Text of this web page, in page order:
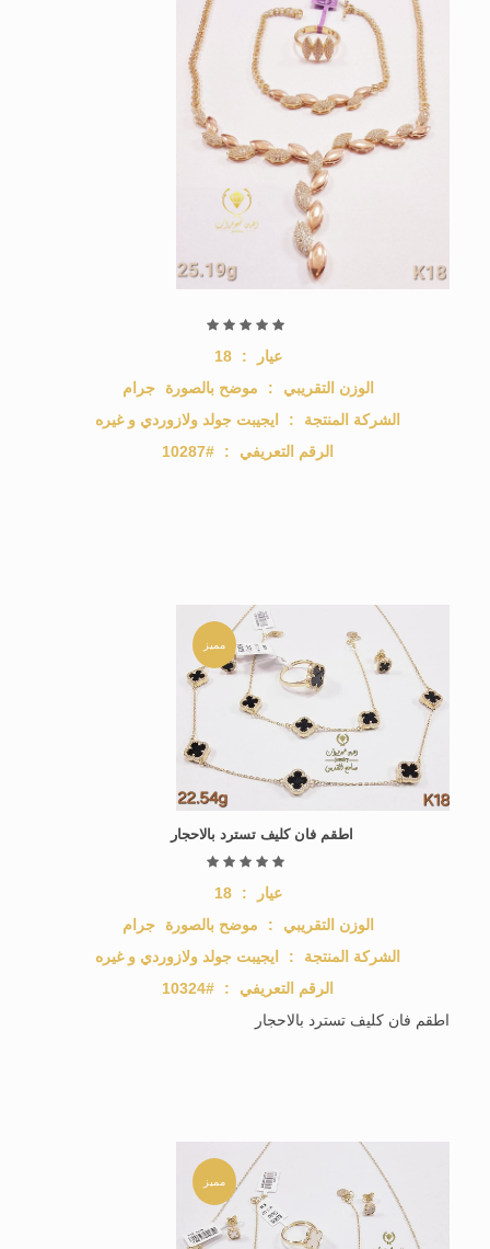
عيار :
18
الوزن التقريبي
: موضح بالصورة
جرام
الشركة المنتجة
:
ايجيبت جولد ولازوردي و غيره
الرقم التعريفي
:
#10287
مميز
اطقم فان كليف تسترد بالاحجار
عيار :
18
الوزن التقريبي
: موضح بالصورة
جرام
الشركة المنتجة
:
ايجيبت جولد ولازوردي و غيره
الرقم التعريفي
:
#10324
اطقم فان كليف تسترد بالاحجار
مميز